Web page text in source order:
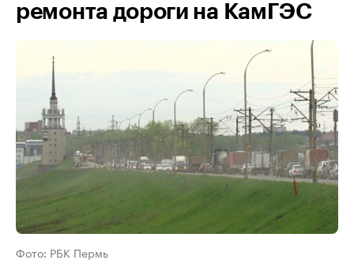
ремонта дороги на КамГЭС
Фото: РБК Пермь